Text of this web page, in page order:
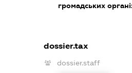
громадських
dossier.tax
dossier.staff